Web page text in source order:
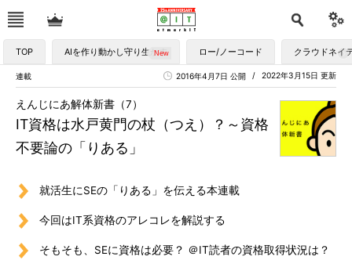
TOP AIを作り動かし守り生かす ロー/ノーコード クラウドネイ
連載 2022年3月15日 更新
2016年4月7日 公開
IT資格は水戸黄門の杖（つえ）？～資格
不要論の「りある」
えんじにあ解体新書（7）
就活生にSEの「りある」を伝える本連載
今回はIT系資格のアレコレを解説する
そもそも、SEに資格は必要？ ＠IT読者の資格取得状況は？